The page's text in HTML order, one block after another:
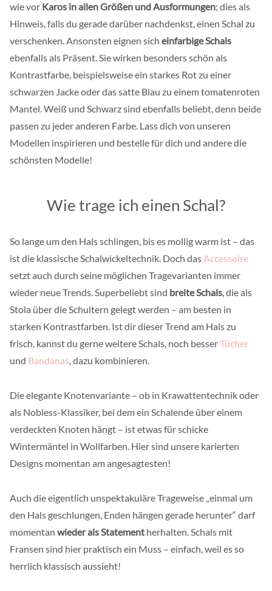
wie vor Karos in allen Größen und Ausformungen; dies als
Hinweis, falls du gerade darüber nachdenkst, einen Schal zu
verschenken. Ansonsten eignen sich einfarbige Schals
ebenfalls als Präsent. Sie wirken besonders schön als
Kontrastfarbe, beispielsweise ein starkes Rot zu einer
schwarzen Jacke oder das satte Blau zu einem tomatenroten
Mantel. Weiß und Schwarz sind ebenfalls beliebt, denn beide
passen zu jeder anderen Farbe. Lass dich von unseren
Modellen inspirieren und bestelle für dich und andere die
schönsten Modelle!
Wie trage ich einen Schal?
So lange um den Hals schlingen, bis es mollig warm ist – das
ist die klassische Schalwickeltechnik. Doch dasAccessoire
setzt auch durch seine möglichen Tragevarianten immer
wieder neue Trends. Superbeliebt sind breite Schals, die als
Stola über die Schultern gelegt werden – am besten in
starken Kontrastfarben. Ist dir dieser Trend am Hals zu
frisch, kannst du gerne weitere Schals, noch besserTücher
und Bandanas, dazu kombinieren.
Die elegante Knotenvariante – ob in Krawattentechnik oder
als Nobless-Klassiker, bei dem ein Schalende über einem
verdeckten Knoten hängt – ist etwas für schicke
Wintermäntel in Wollfarben. Hier sind unsere karierten
Designs momentan am angesagtesten!
Auch die eigentlich unspektakuläre Trageweise „einmal um
den Hals geschlungen, Enden hängen gerade herunter“ darf
momentan wieder als Statement herhalten. Schals mit
Fransen sind hier praktisch ein Muss – einfach, weil es so
herrlich klassisch aussieht!